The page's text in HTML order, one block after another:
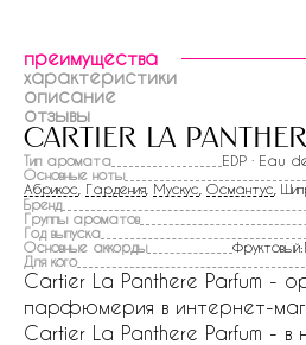
преимущества
характеристики
описание
отзывы
cartier la
Тип аромата
EDP · Eau
Основные ноты
Абрикос Гардения Мускус Османтус ,
Бренд
Группы ароматов
Год выпуска
Основные аккорды
Для кого
Cartier La Panthere Parfum -
парфюмерия в интернет-
Cartier La Panthere Parfum - в